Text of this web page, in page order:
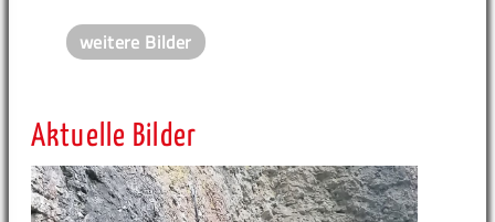
weitere Bilder
Aktuelle Bilder